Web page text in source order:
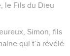
le Fils du Dieu
Simon, fils
qui t’a révélé